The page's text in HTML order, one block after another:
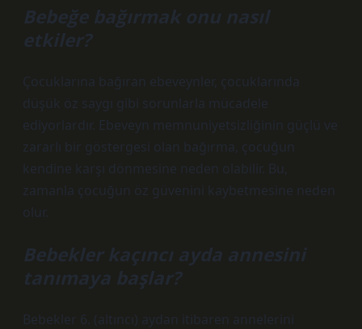
Bebeğe bağırmak onu nasıl
etkiler?
Çocuklarına bağıran ebeveynler, çocuklarında
düşük öz saygı gibi sorunlarla mücadele
ediyorlardır. Ebeveyn memnuniyetsizliğinin güçlü ve
zararlı bir göstergesi olan bağırma, çocuğun
kendine karşı dönmesine neden olabilir. Bu,
zamanla çocuğun öz güvenini kaybetmesine neden
olur.
Bebekler kaçıncı ayda annesini
tanımaya başlar?
Bebekler 6. (altıncı) aydan itibaren annelerini